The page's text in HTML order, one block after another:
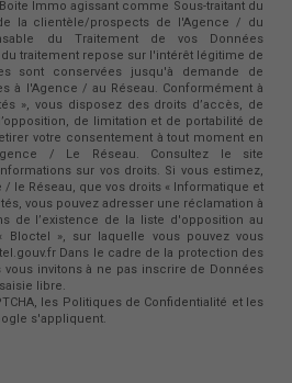
Immo agissant comme Sous-traitant du
la clientèle/prospects de l'Agence / du
du Traitement de vos Données
traitement repose sur l'intérêt légitime de
sont conservées jusqu'à demande de
à l'Agence / au Réseau. Conformément à
», vous disposez des droits d’accès, de
de limitation et de portabilité de
votre consentement à tout moment en
/ Le Réseau. Consultez le site
sur vos droits. Si vous estimez,
le Réseau, que vos droits « Informatique et
vous pouvez adresser une réclamation à
de l’existence de la liste d'opposition au
Bloctel », sur laquelle vous pouvez vous
Dans le cadre de la protection des
invitons à ne pas inscrire de Données
libre.
les Politiques de Confidentialité et les
s'appliquent.